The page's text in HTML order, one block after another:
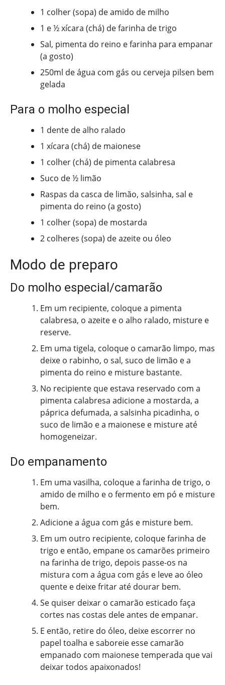
1 colher (sopa) de amido de milho
1 e ½ xícara (chá) de farinha de trigo
Sal, pimenta do reino e farinha para empanar
(a gosto)
250ml de água com gás ou cerveja pilsen bem
gelada
Para o molho especial
1 dente de alho ralado
1 xícara (chá) de maionese
1 colher (chá) de pimenta calabresa
Suco de ½ limão
Raspas da casca de limão, salsinha, sal e
pimenta do reino (a gosto)
1 colher (sopa) de mostarda
2 colheres (sopa) de azeite ou óleo
Modo de preparo
Do molho especial/camarão
Em um recipiente, coloque a pimenta
calabresa, o azeite e o alho ralado, misture e
reserve.
Em uma tigela, coloque o camarão limpo, mas
deixe o rabinho, o sal, suco de limão e a
pimenta do reino e misture bastante.
No recipiente que estava reservado com a
pimenta calabresa adicione a mostarda, a
páprica defumada, a salsinha picadinha, o
suco de limão e a maionese e misture até
homogeneizar.
Do empanamento
Em uma vasilha, coloque a farinha de trigo, o
amido de milho e o fermento em pó e misture
bem.
Adicione a água com gás e misture bem.
Em um outro recipiente, coloque farinha de
trigo e então, empane os camarões primeiro
na farinha de trigo, depois passe-os na
mistura com a água com gás e leve ao óleo
quente e deixe fritar até dourar bem.
Se quiser deixar o camarão esticado faça
cortes nas costas dele antes de empanar.
E então, retire do óleo, deixe escorrer no
papel toalha e saboreie esse camarão
empanado com maionese temperada que vai
deixar todos apaixonados!